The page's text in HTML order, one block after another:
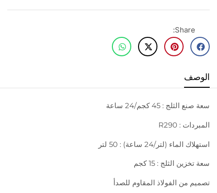
Share:
الوصف
سعة صنع الثلج : 45 كجم/24 ساعة
المبردات : R290
استهلاك الماء (لتر/24 ساعة) : 50 لتر
سعة تخزين الثلج : 15 كجم
تصميم من الفولاذ المقاوم للصدأ